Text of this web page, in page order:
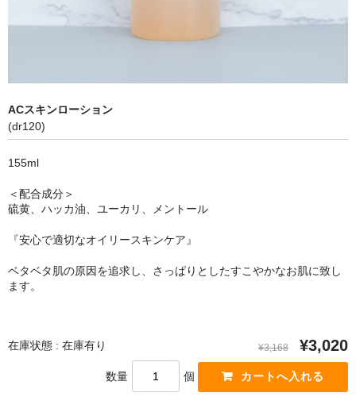
ACスキンローション
(dr120)
155ml
＜配合成分＞
硫黄、ハッカ油、ユーカリ、メントール
『安心で適切なオイリースキンケア』
ベタベタ肌の原因を追求し、さっぱりとしたすこやかなお肌に致し
ます。
在庫状態 : 在庫有り ¥3,168 ¥3,020
数量 個